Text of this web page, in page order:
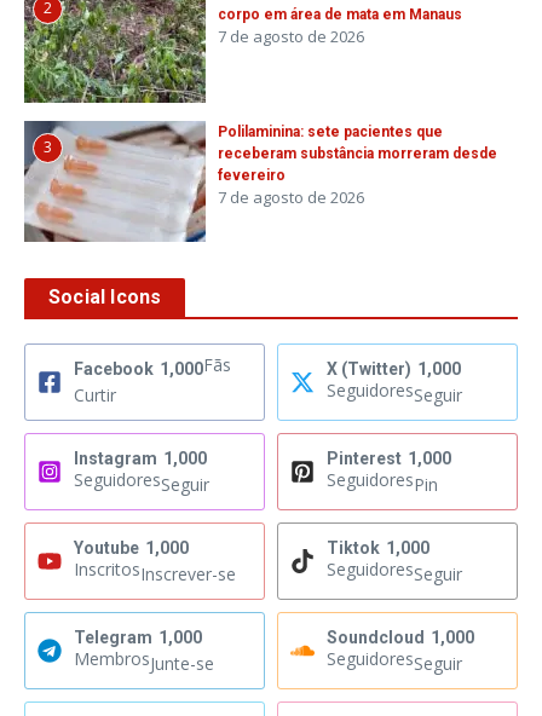
2
corpo em área de mata em Manaus
7 de agosto de 2026
3
Polilaminina: sete pacientes que
receberam substância morreram desde
fevereiro
7 de agosto de 2026
Social Icons
Facebook 1,000Fãs
Curtir
X (Twitter) 1,000
SeguidoresSeguir
Instagram 1,000
SeguidoresSeguir
Pinterest 1,000
SeguidoresPin
Youtube 1,000
InscritosInscrever-se
Tiktok 1,000
SeguidoresSeguir
Telegram 1,000
MembrosJunte-se
Soundcloud 1,000
SeguidoresSeguir